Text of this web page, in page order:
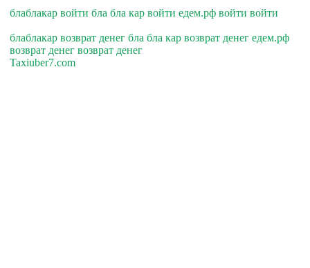
блаблакар войти бла бла кар войти едем.рф войти войти
блаблакар возврат денег бла бла кар возврат денег едем.рф
возврат денег возврат денег
Taxiuber7.com